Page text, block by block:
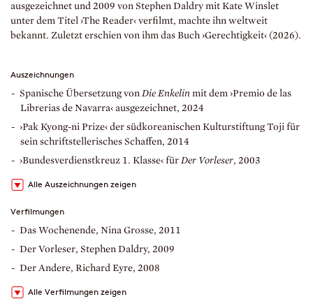
ausgezeichnet und 2009 von Stephen Daldry mit Kate Winslet
unter dem Titel ›The Reader‹ verfilmt, machte ihn weltweit
bekannt. Zuletzt erschien von ihm das Buch ›Gerechtigkeit‹ (2026).
Auszeichnungen
Spanische Übersetzung von Die Enkelinmit dem ›Premio de las
Librerias de Navarra‹ ausgezeichnet, 2024
›Pak Kyong-ni Prize‹ der südkoreanischen Kulturstiftung Toji für
sein schriftstellerisches Schaffen, 2014
›Bundesverdienstkreuz 1. Klasse‹ für Der Vorleser, 2003
Alle Auszeichnungen zeigen
Verfilmungen
Das Wochenende, Nina Grosse, 2011
Der Vorleser, Stephen Daldry, 2009
Der Andere, Richard Eyre, 2008
Alle Verfilmungen zeigen